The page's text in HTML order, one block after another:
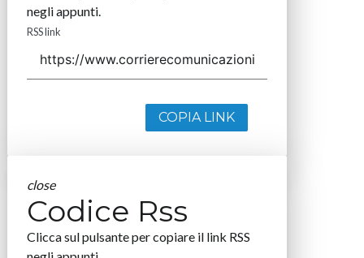
negli appunti.
RSS link
COPIA LINK
close
Codice Rss
Clicca sul pulsante per copiare il link RSS